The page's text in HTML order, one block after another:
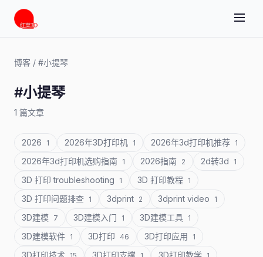
博客 / #小提琴
#小提琴
1 篇文章
2026 1 2026年3D打印机 1 2026年3d打印机推荐 1
2026年3d打印机选购指南 1 2026指南 2 2d转3d 1
3D 打印 troubleshooting 1 3D 打印教程 1
3D 打印问题排查 1 3dprint 2 3dprint video 1
3D建模 7 3D建模入门 1 3D建模工具 1
3D建模软件 1 3D打印 46 3D打印应用 1
3D打印技术 3D打印支撑 3D打印教学